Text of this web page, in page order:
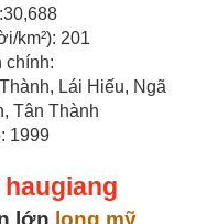
km²): 201
chính:
Lái Hiếu, Ngã
Tân Thành
1999